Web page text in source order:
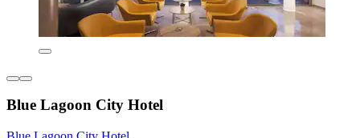
Blue Lagoon City Hotel